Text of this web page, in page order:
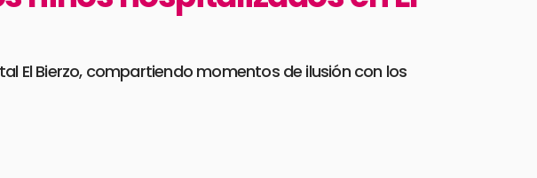
El Bierzo, compartiendo momentos de ilusión con los